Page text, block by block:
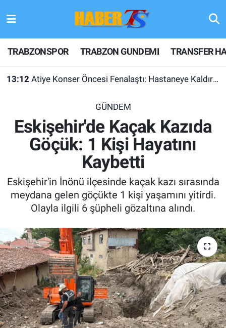
TRABZONSPOR TRABZON GUNDEMI TRANSFER
13:12 Atiye Konser Öncesi Fenalaştı: Hastaneye Kaldırıldı
GÜNDEM
Eskişehir'de Kaçak Kazıda
Göçük: 1 Kişi Hayatını
Kaybetti
Eskişehir'in İnönü ilçesinde kaçak kazı sırasında
meydana gelen göçükte 1 kişi yaşamını yitirdi.
Olayla ilgili 6 şüpheli gözaltına alındı.
TRABZONSPOR
TRABZON GUNDEMI
KULİS MEYDANI
1461 TRABZON
FUTBOL
TV VE SİNEMA
BASKETBOL
SAĞLIK
GENEL
Hava Durumu
Trafik Durumu
Son Dakika Haberleri